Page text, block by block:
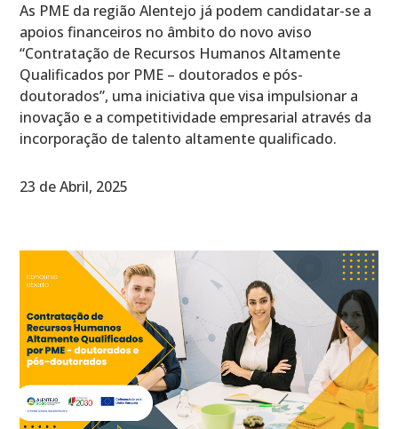
As PME da região Alentejo já podem candidatar-se a
apoios financeiros no âmbito do novo aviso
“Contratação de Recursos Humanos Altamente
Qualificados por PME – doutorados e pós-
doutorados”, uma iniciativa que visa impulsionar a
inovação e a competitividade empresarial através da
incorporação de talento altamente qualificado.
23 de Abril, 2025